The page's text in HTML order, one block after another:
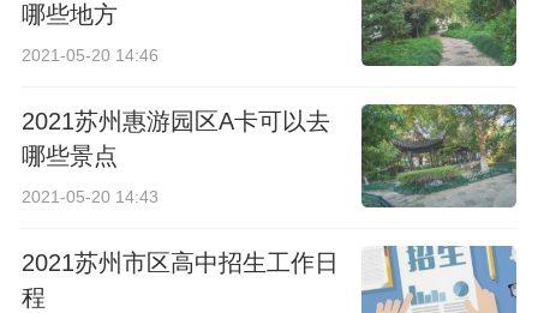
哪些地方
2021-05-20 14:46
2021苏州惠游园区A卡可以去
哪些景点
2021-05-20 14:43
2021苏州市区高中招生工作日
程